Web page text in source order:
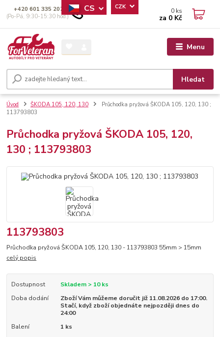
Menu
CS CZK
Hledat
+420 601 335 207
(Po-Pá, 9:30-15:30 hod.)
0 ks
za 0 Kč
Úvod ŠKODA 105, 120, 130
Průchodka pryžová ŠKODA 105, 120, 130 ;
113793803
Průchodka pryžová ŠKODA 105, 120,
130 ; 113793803
113793803
Průchodka pryžová ŠKODA 105, 120, 130 - 113793803 55mm > 15mm
celý popis
Dostupnost
Skladem > 10 ks
Doba dodání
Zboží Vám můžeme doručit již 11.08.2026 do 17:00.
Stačí, když zboží objednáte nejpozději dnes do
24:00
Balení
1 ks